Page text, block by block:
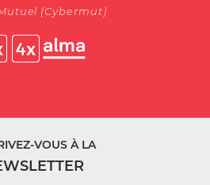
(Cybermut)
VOUS À LA